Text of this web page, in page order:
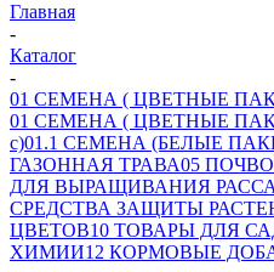
Главная
-
Каталог
-
01 СЕМЕНА ( ЦВЕТНЫЕ
01 СЕМЕНА ( ЦВЕТНЫЕ
с)01.1 СЕМЕНА (БЕЛЫЕ
ГАЗОННАЯ ТРАВА05
ДЛЯ ВЫРАЩИВАНИЯ
СРЕДСТВА ЗАЩИТЫ
ЦВЕТОВ10 ТОВАРЫ ДЛЯ
ХИМИИ12 КОРМОВЫЕ